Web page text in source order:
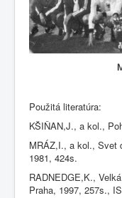
Použitá literatúra:
KŠIŇAN,J., a kol.,
MRÁZ,I., a kol., Svet
1981, 424s.
RADNEDGE,K.,
Praha, 1997, 257s.,